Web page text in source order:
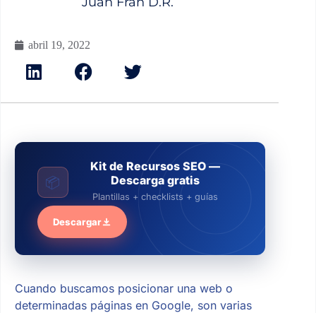
abril 19, 2022
📦
Kit de Recursos SEO —
Descarga gratis
Plantillas + checklists + guías
Descargar
Cuando buscamos posicionar una web o
determinadas páginas en Google, son varias